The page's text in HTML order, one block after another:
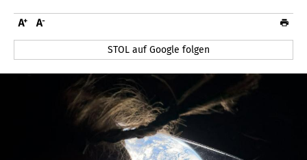
STOL auf Google folgen